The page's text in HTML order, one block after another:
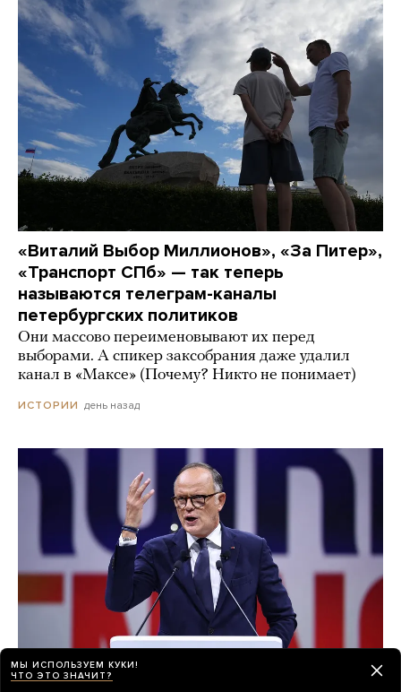
«Виталий Выбор Миллионов», «За Питер»,
«Транспорт СПб» — так теперь
называются телеграм-каналы
петербургских политиков
Они массово переименовывают их перед
выборами. А спикер заксобрания даже удалил
канал в «Максе» (Почему? Никто не понимает)
ИСТОРИИ день назад
МЫ ИСПОЛЬЗУЕМ КУКИ!
ЧТО ЭТО ЗНАЧИТ?